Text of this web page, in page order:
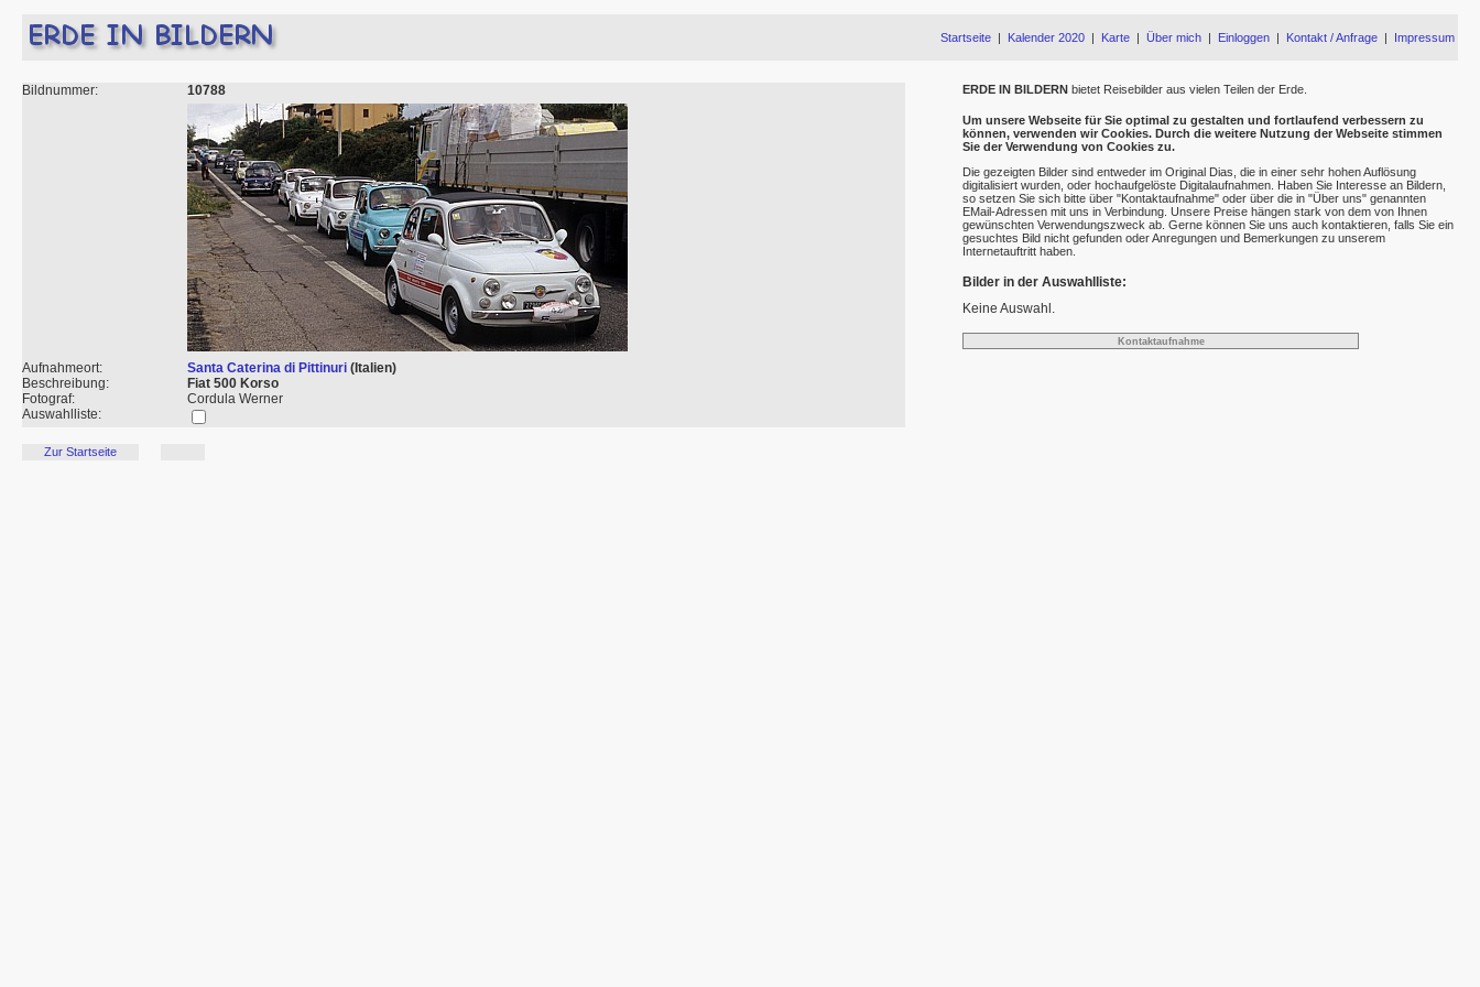
Startseite Kalender 2020 Karte Über mich Einloggen Kontakt / Anfrage Impressum
Bildnummer: 10788
Aufnahmeort: Santa Caterina di Pittinuri (Italien)
Beschreibung:
Fiat 500 Korso
Fotograf:
Cordula Werner
Auswahlliste:
Zur Startseite
ERDE IN BILDERN bietet Reisebilder aus vielen Teilen der Erde.
Um unsere Webseite für Sie optimal zu gestalten und fortlaufend verbessern zu
können, verwenden wir Cookies. Durch die weitere Nutzung der Webseite stimmen
Sie der Verwendung von Cookies zu.
Die gezeigten Bilder sind entweder im Original Dias, die in einer sehr hohen Auflösung
digitalisiert wurden, oder hochaufgelöste Digitalaufnahmen. Haben Sie Interesse an Bildern,
so setzen Sie sich bitte über "Kontaktaufnahme" oder über die in "Über uns" genannten
EMail-Adressen mit uns in Verbindung. Unsere Preise hängen stark von dem von Ihnen
gewünschten Verwendungszweck ab. Gerne können Sie uns auch kontaktieren, falls Sie ein
gesuchtes Bild nicht gefunden oder Anregungen und Bemerkungen zu unserem
Internetauftritt haben.
Bilder in der Auswahlliste:
Keine Auswahl.
Kontaktaufnahme